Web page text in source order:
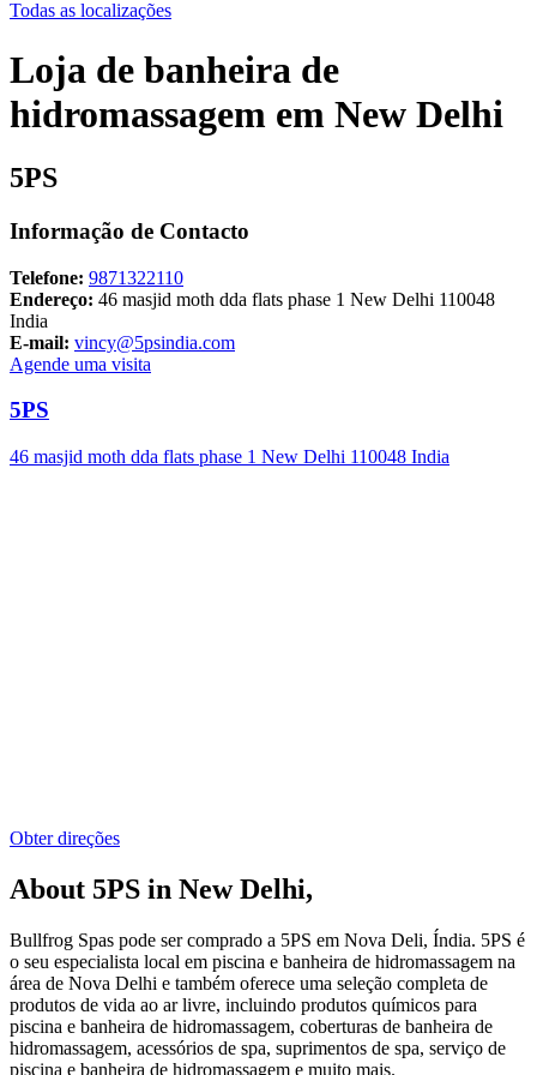
Todas as localizações
Loja de banheira de
hidromassagem em New Delhi
5PS
Informação de Contacto
Telefone: 9871322110
Endereço: 46 masjid moth dda flats phase 1 New Delhi 110048
India
E-mail: vincy@5psindia.com
Agende uma visita
5PS
46 masjid moth dda flats phase 1 New Delhi 110048 India
Obter direções
About 5PS in New Delhi,
Bullfrog Spas pode ser comprado a 5PS em Nova Deli, Índia. 5PS é
o seu especialista local em piscina e banheira de hidromassagem na
área de Nova Delhi e também oferece uma seleção completa de
produtos de vida ao ar livre, incluindo produtos químicos para
piscina e banheira de hidromassagem, coberturas de banheira de
hidromassagem, acessórios de spa, suprimentos de spa, serviço de
piscina e banheira de hidromassagem e muito mais.